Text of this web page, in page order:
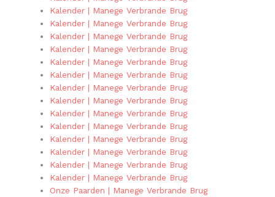
Kalender | Manege Verbrande Brug
Kalender | Manege Verbrande Brug
Kalender | Manege Verbrande Brug
Kalender | Manege Verbrande Brug
Kalender | Manege Verbrande Brug
Kalender | Manege Verbrande Brug
Kalender | Manege Verbrande Brug
Kalender | Manege Verbrande Brug
Kalender | Manege Verbrande Brug
Kalender | Manege Verbrande Brug
Kalender | Manege Verbrande Brug
Kalender | Manege Verbrande Brug
Kalender | Manege Verbrande Brug
Kalender | Manege Verbrande Brug
Onze Paarden | Manege Verbrande Brug